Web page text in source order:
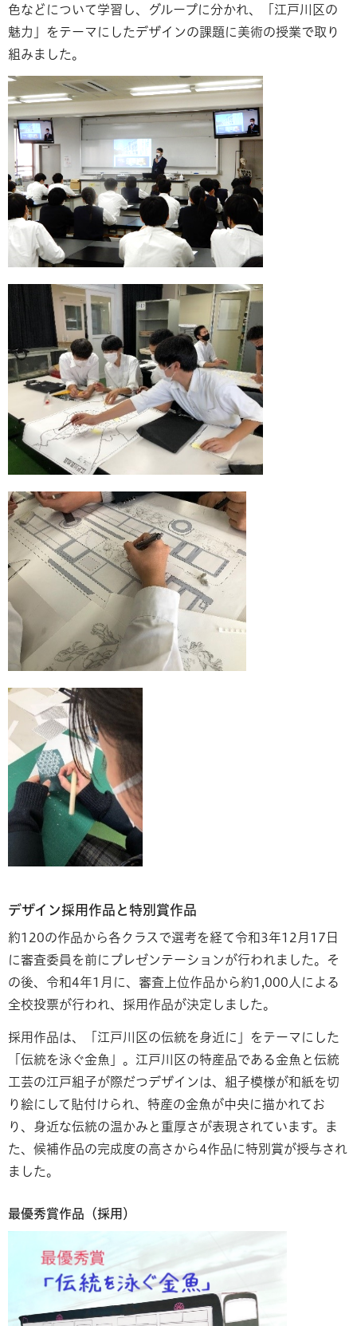
色などについて学習し、グループに分かれ、「江戸川区の
魅力」をテーマにしたデザインの課題に美術の授業で取り
組みました。
デザイン採用作品と特別賞作品
約120の作品から各クラスで選考を経て令和3年12月17日
に審査委員を前にプレゼンテーションが行われました。そ
の後、令和4年1月に、審査上位作品から約1,000人による
全校投票が行われ、採用作品が決定しました。
採用作品は、「江戸川区の伝統を身近に」をテーマにした
「伝統を泳ぐ金魚」。江戸川区の特産品である金魚と伝統
工芸の江戸組子が際だつデザインは、組子模様が和紙を切
り絵にして貼付けられ、特産の金魚が中央に描かれてお
り、身近な伝統の温かみと重厚さが表現されています。ま
た、候補作品の完成度の高さから4作品に特別賞が授与され
ました。
最優秀賞作品（採用）